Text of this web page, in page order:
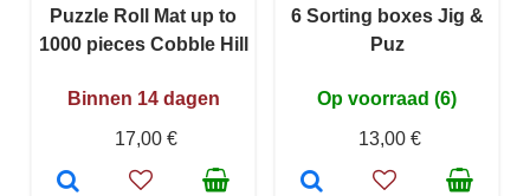
Puzzle Roll Mat up to
1000 pieces Cobble Hill
Binnen 14 dagen
17,00 €
6 Sorting boxes Jig &
Puz
Op voorraad (6)
13,00 €